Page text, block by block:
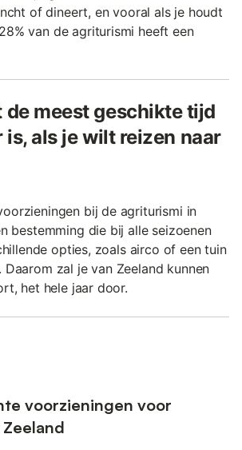
of dineert, en vooral als je houdt
van de agriturismi heeft een
de meest geschikte tijd
is, als je wilt reizen naar
bij de agriturismi in
bestemming die bij alle seizoenen
opties, zoals airco of een tuin
Daarom zal je van Zeeland kunnen
het hele jaar door.
voorzieningen voor